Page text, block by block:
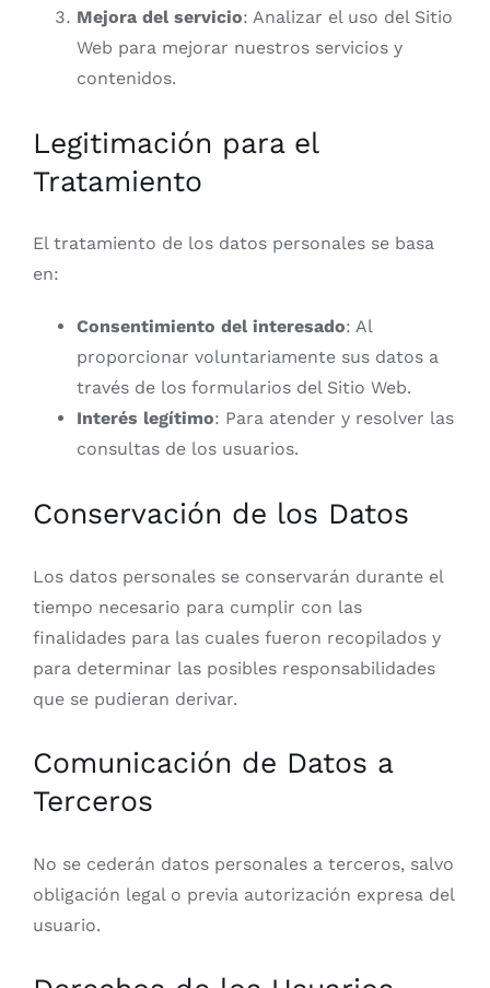
Mejora del servicio: Analizar el uso del Sitio
Web para mejorar nuestros servicios y
contenidos.
Legitimación para el
Tratamiento
El tratamiento de los datos personales se basa
en:
Consentimiento del interesado: Al
proporcionar voluntariamente sus datos a
través de los formularios del Sitio Web.
Interés legítimo: Para atender y resolver las
consultas de los usuarios.
Conservación de los Datos
Los datos personales se conservarán durante el
tiempo necesario para cumplir con las
finalidades para las cuales fueron recopilados y
para determinar las posibles responsabilidades
que se pudieran derivar.
Comunicación de Datos a
Terceros
No se cederán datos personales a terceros, salvo
obligación legal o previa autorización expresa del
usuario.